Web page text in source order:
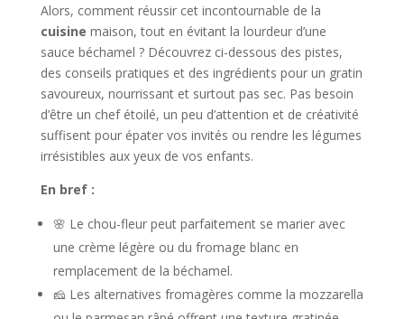
Alors, comment réussir cet incontournable de la
cuisine maison, tout en évitant la lourdeur d’une
sauce béchamel ? Découvrez ci-dessous des pistes,
des conseils pratiques et des ingrédients pour un gratin
savoureux, nourrissant et surtout pas sec. Pas besoin
d’être un chef étoilé, un peu d’attention et de créativité
suffisent pour épater vos invités ou rendre les légumes
irrésistibles aux yeux de vos enfants.
En bref :
🌸 Le chou-fleur peut parfaitement se marier avec
une crème légère ou du fromage blanc en
remplacement de la béchamel.
🧀 Les alternatives fromagères comme la mozzarella